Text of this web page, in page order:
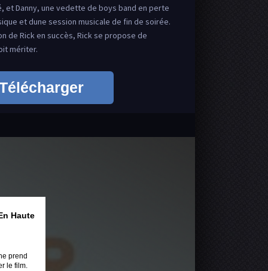
et Danny, une vedette de boys band en perte
et dune session musicale de fin de soirée.
de Rick en succès, Rick se propose de
mériter.
Haute
prend
le film.